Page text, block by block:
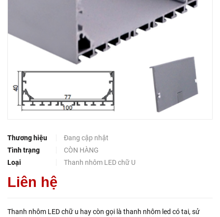
Thương hiệu
Đang cập nhật
Tình trạng
CÒN HÀNG
Loại
Thanh nhôm LED chữ U
Liên hệ
Thanh nhôm LED chữ u hay còn gọi là thanh nhôm led có tai, sử